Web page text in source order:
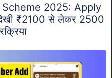
2025: Apply
₹2100 से लेकर 2500